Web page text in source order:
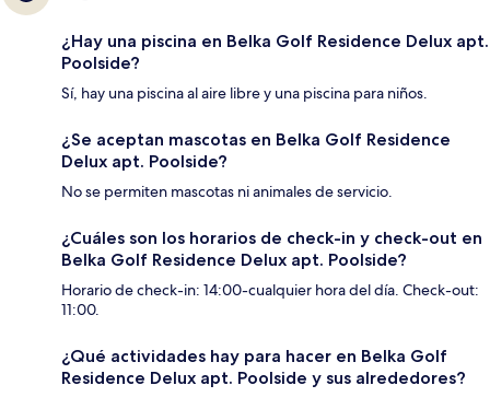
¿Hay una piscina en Belka Golf Residence Delux apt.
Poolside?
Sí, hay una piscina al aire libre y una piscina para niños.
¿Se aceptan mascotas en Belka Golf Residence
Delux apt. Poolside?
No se permiten mascotas ni animales de servicio.
¿Cuáles son los horarios de check-in y check-out en
Belka Golf Residence Delux apt. Poolside?
Horario de check-in: 14:00-cualquier hora del día. Check-out:
11:00.
¿Qué actividades hay para hacer en Belka Golf
Residence Delux apt. Poolside y sus alrededores?